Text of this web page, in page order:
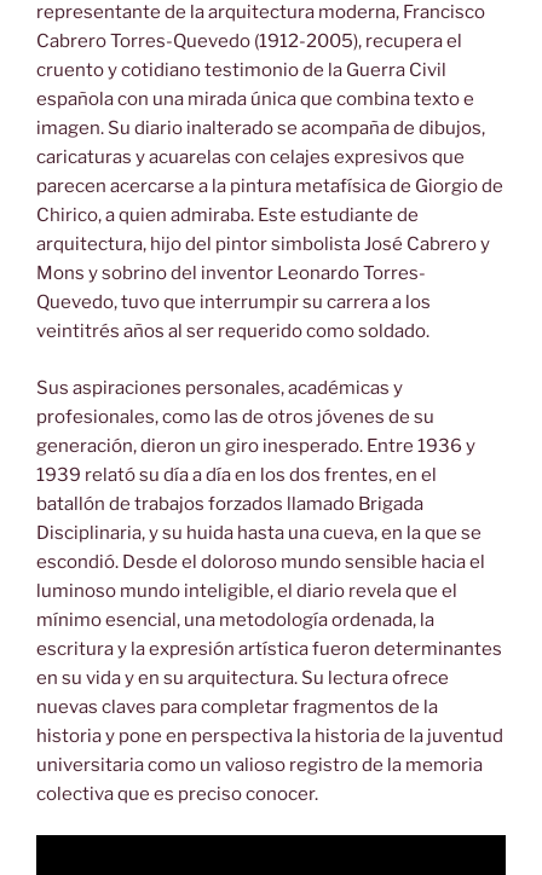
representante de la arquitectura moderna, Francisco
Cabrero Torres-Quevedo (1912-2005), recupera el
cruento y cotidiano testimonio de la Guerra Civil
española con una mirada única que combina texto e
imagen. Su diario inalterado se acompaña de dibujos,
caricaturas y acuarelas con celajes expresivos que
parecen acercarse a la pintura metafísica de Giorgio de
Chirico, a quien admiraba. Este estudiante de
arquitectura, hijo del pintor simbolista José Cabrero y
Mons y sobrino del inventor Leonardo Torres-
Quevedo, tuvo que interrumpir su carrera a los
veintitrés años al ser requerido como soldado.
Sus aspiraciones personales, académicas y
profesionales, como las de otros jóvenes de su
generación, dieron un giro inesperado. Entre 1936 y
1939 relató su día a día en los dos frentes, en el
batallón de trabajos forzados llamado Brigada
Disciplinaria, y su huida hasta una cueva, en la que se
escondió. Desde el doloroso mundo sensible hacia el
luminoso mundo inteligible, el diario revela que el
mínimo esencial, una metodología ordenada, la
escritura y la expresión artística fueron determinantes
en su vida y en su arquitectura. Su lectura ofrece
nuevas claves para completar fragmentos de la
historia y pone en perspectiva la historia de la juventud
universitaria como un valioso registro de la memoria
colectiva que es preciso conocer.